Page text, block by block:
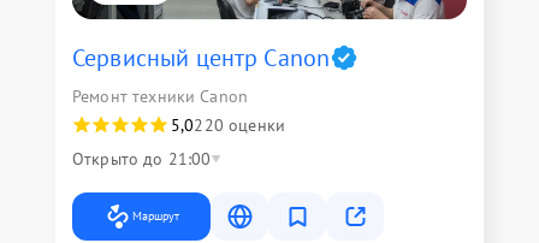
Сервисный центр Canon
Ремонт техники Canon
5,0220 оценки
Открыто до 21:00
Маршрут